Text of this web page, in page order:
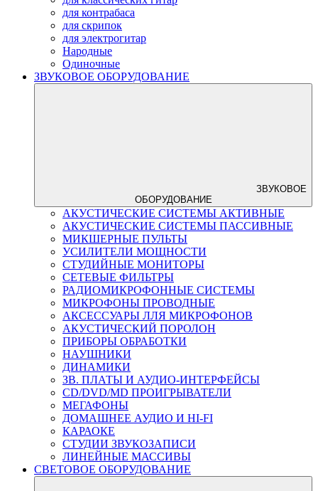
для контрабаса
для скрипок
для электрогитар
Народные
Одиночные
ЗВУКОВОЕ ОБОРУДОВАНИЕ
ЗВУКОВОЕ
ОБОРУДОВАНИЕ
АКУСТИЧЕСКИЕ СИСТЕМЫ АКТИВНЫЕ
АКУСТИЧЕСКИЕ СИСТЕМЫ ПАССИВНЫЕ
МИКШЕРНЫЕ ПУЛЬТЫ
УСИЛИТЕЛИ МОЩНОСТИ
СТУДИЙНЫЕ МОНИТОРЫ
СЕТЕВЫЕ ФИЛЬТРЫ
РАДИОМИКРОФОННЫЕ СИСТЕМЫ
МИКРОФОНЫ ПРОВОДНЫЕ
АКСЕССУАРЫ ЛЛЯ МИКРОФОНОВ
АКУСТИЧЕСКИЙ ПОРОЛОН
ПРИБОРЫ ОБРАБОТКИ
НАУШНИКИ
ДИНАМИКИ
ЗВ. ПЛАТЫ И АУДИО-ИНТЕРФЕЙСЫ
CD/DVD/MD ПРОИГРЫВАТЕЛИ
МЕГАФОНЫ
ДОМАШНЕЕ АУДИО И HI-FI
КАРАОКЕ
СТУДИИ ЗВУКОЗАПИСИ
ЛИНЕЙНЫЕ МАССИВЫ
СВЕТОВОЕ ОБОРУДОВАНИЕ